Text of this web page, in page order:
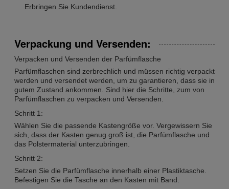
Erbringen Sie Kundendienst.
Verpackung und Versenden:
Verpacken und Versenden der Parfümflasche
Parfümflaschen sind zerbrechlich und müssen richtig verpackt
werden und versendet werden, um zu garantieren, dass sie in
gutem Zustand ankommen. Sind hier die Schritte, zum von
Parfümflaschen zu verpacken und Versenden.
Schritt 1:
Wählen Sie die passende Kastengröße vor. Vergewissern Sie
sich, dass der Kasten genug groß ist, die Parfümflasche und
das Polstermaterial unterzubringen.
Schritt 2:
Setzen Sie die Parfümflasche innerhalb einer Plastiktasche.
Befestigen Sie die Tasche an den Kasten mit Band.